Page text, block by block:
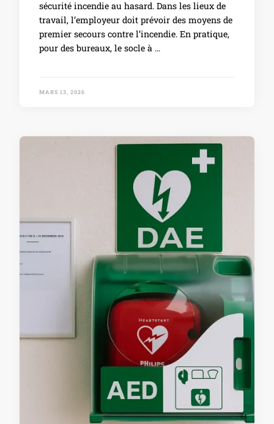
sécurité incendie au hasard. Dans les lieux de
travail, l’employeur doit prévoir des moyens de
premier secours contre l’incendie. En pratique,
pour des bureaux, le socle à …
MARS 13, 2026